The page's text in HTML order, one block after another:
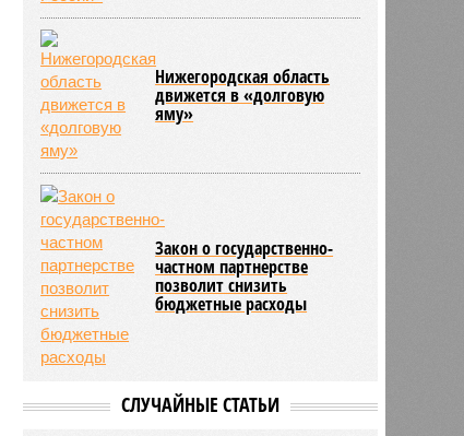
Нижегородская область
движется в «долговую
яму»
Закон о государственно-
частном партнерстве
позволит снизить
бюджетные расходы
СЛУЧАЙНЫЕ СТАТЬИ